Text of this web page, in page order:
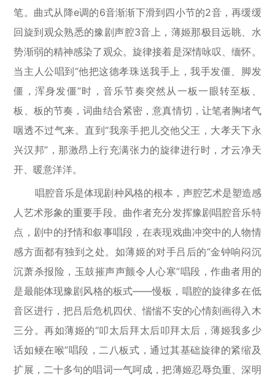
笔。曲式从降e调的6音渐渐下滑到四小节的2音，再缓缓
回旋到观众熟悉的豫剧声腔3音上，薄姬那极目远眺、水
势渐弱的精神感染了观众。旋律接着是深情咏叹、缅怀。
当主人公唱到“他把这德孝珠送我手上，我手发僵、脚发
僵，浑身发僵”时，音乐节奏突然从一板一眼转至板、
板、板的节奏，词曲结合紧密，意真情切，让笔者胸堵气
咽透不过气来。直到“我亲手把儿交他父王，大孝天下永
兴汉邦”，那激昂上行充满张力的旋律进行时，才云净天
开、暖意洋洋。
唱腔音乐是体现剧种风格的根本，声腔艺术是塑造感
人艺术形象的重要手段。曲作者充分发挥豫剧唱腔音乐特
点，剧中的抒情和叙事唱段，在表现戏曲冲突中的人物情
感方面都有独到之处。如薄姬的对手吕后的“金钟响闷沉
沉萧杀报险，玉鼓摧声声颤令人心寒”唱段，作曲者用的
是最能体现豫剧风格的板式——慢板，唱腔的旋律多在低
音区进行，把吕后危机四伏、惴惴不安的心情刻画得入木
三分。再如薄姬的“叩太后拜太后叩拜太后，薄姬我多少
话如鲠在喉”唱段，二八板式，通过其基础旋律的紧缩及
扩展，二十多句的唱词一气呵成，把薄姬忍辱负重、深明